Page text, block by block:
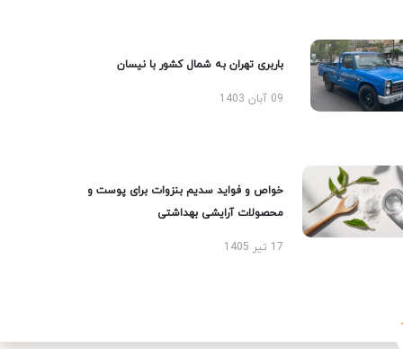
باربری تهران به شمال کشور با نیسان
09 آبان 1403
خواص و فواید سدیم بنزوات برای پوست و
محصولات آرایشی بهداشتی
17 تیر 1405